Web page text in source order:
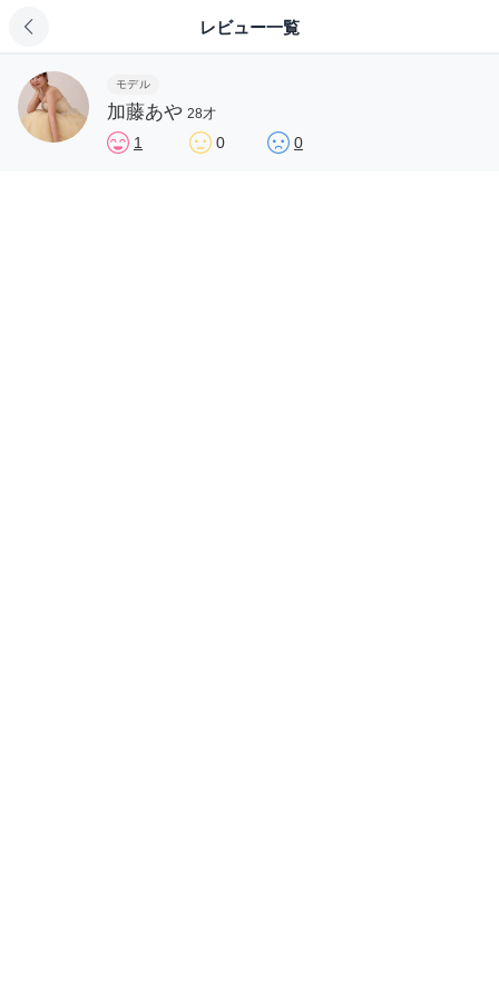
レビュー一覧
モデル
加藤あや 28才
1 0 0